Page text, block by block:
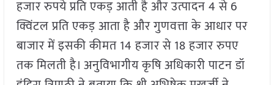
हजार रुपये प्रति एकड़ आती है और उत्पादन 4 से 6
क्विंटल प्रति एकड़ आता है और गुणवत्ता के आधार पर
बाजार में इसकी कीमत 14 हजार से 18 हजार रुपए
तक मिलती है। अनुविभागीय कृषि अधिकारी पाटन डॉ